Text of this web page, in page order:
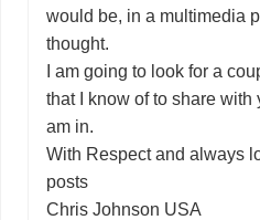
would be, in a multimedia
thought.
I am going to look for a
that I know of to share with
am in.
With Respect and always
posts
Chris Johnson USA